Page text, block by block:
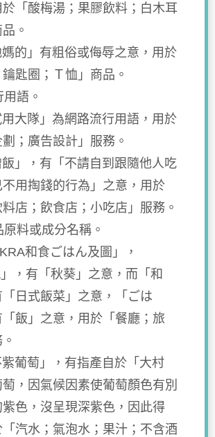
「酸梅湯；果膠飲料；白木耳
。
的」有粗俗或侮辱之意，用於
鑰匙圈；Ｔ恤」商品。
語。
大隊」為網路流行用語，用於
劃；廣告設計」服務。
」，有「不請自到跟隨他人吃
用掏錢的行為」之意，用於
料店；飲食店；小吃店」服務。
料或成分名稱。
和食ごはん及圖」，
」，有「秋葵」之意，而「和
日式飯菜」之意，「ごは
飯」之意，用於「餐廳；旅
葡萄」，有指產自於「大村
，因氣候因素使葡萄顏色有別
色，沒呈現深紫色，因此得
汽水；氣泡水；果汁；不含酒